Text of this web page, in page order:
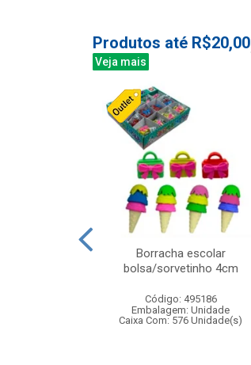
Produtos até R$20,00
Veja mais
Borracha escolar
bolsa/sorvetinho 4cm
Código: 495186
Embalagem: Unidade
Caixa Com: 576 Unidade(s)